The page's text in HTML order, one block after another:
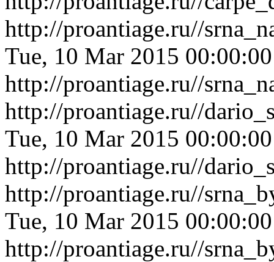
http://proantiage.ru//
Tue, 10 Mar 2015
http://proantiage.ru//
http://proantiage.ru//
Tue, 10 Mar 2015
http://proantiage.ru//
http://proantiage.ru//
Tue, 10 Mar 2015
http://proantiage.ru//